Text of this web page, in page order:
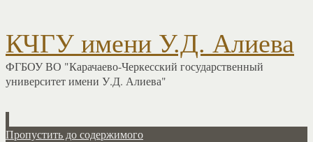
КЧГУ имени У.Д. Алиева
ФГБОУ ВО "Карачаево-Черкесский государственный
университет имени У.Д. Алиева"
Пропустить до содержимого